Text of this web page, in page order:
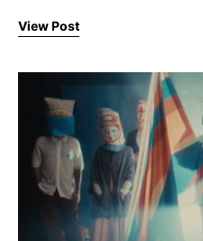
View Post